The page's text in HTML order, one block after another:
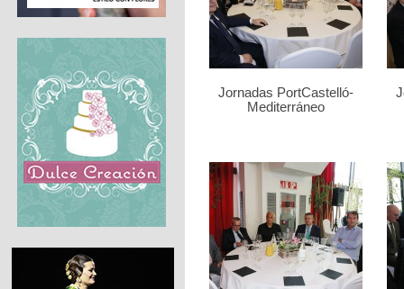
Jornadas PortCastelló-
Mediterráneo